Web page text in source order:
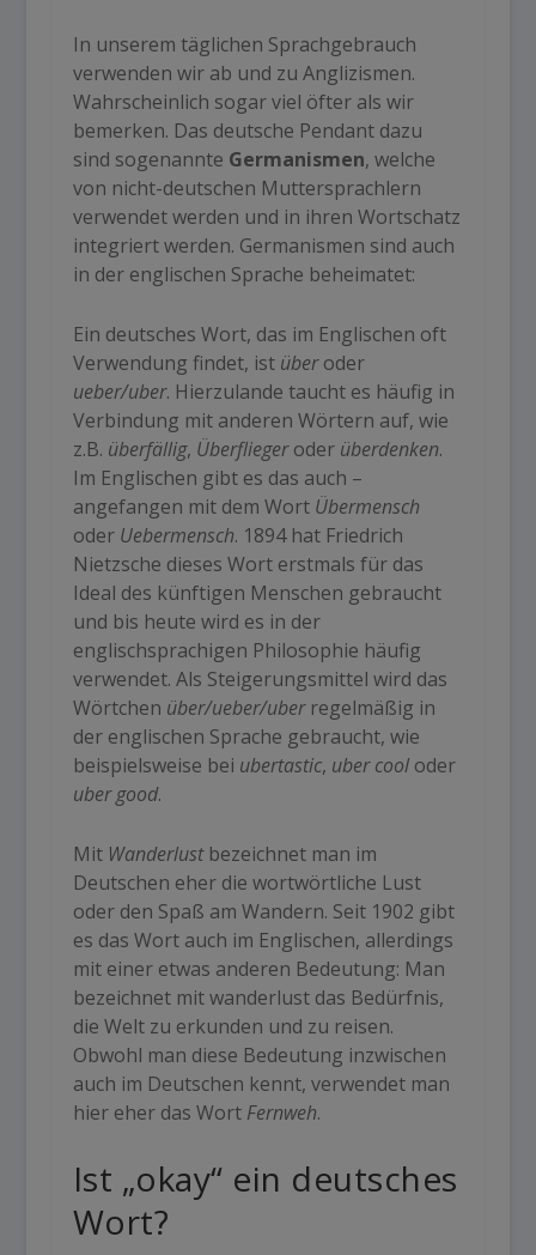
In unserem täglichen Sprachgebrauch
verwenden wir ab und zu Anglizismen.
Wahrscheinlich sogar viel öfter als wir
bemerken. Das deutsche Pendant dazu
sind sogenannte Germanismen, welche
von nicht-deutschen Muttersprachlern
verwendet werden und in ihren Wortschatz
integriert werden. Germanismen sind auch
in der englischen Sprache beheimatet:
Ein deutsches Wort, das im Englischen oft
Verwendung findet, ist überoder
ueber/uber. Hierzulande taucht es häufig in
Verbindung mit anderen Wörtern auf, wie
z.B. überfällig, Überfliegeroder überdenken.
Im Englischen gibt es das auch –
angefangen mit dem Wort Übermensch
oder Uebermensch. 1894 hat Friedrich
Nietzsche dieses Wort erstmals für das
Ideal des künftigen Menschen gebraucht
und bis heute wird es in der
englischsprachigen Philosophie häufig
verwendet. Als Steigerungsmittel wird das
Wörtchen über/ueber/uberregelmäßig in
der englischen Sprache gebraucht, wie
beispielsweise bei ubertastic, uber cooloder
uber good.
Mit Wanderlustbezeichnet man im
Deutschen eher die wortwörtliche Lust
oder den Spaß am Wandern. Seit 1902 gibt
es das Wort auch im Englischen, allerdings
mit einer etwas anderen Bedeutung: Man
bezeichnet mit wanderlust das Bedürfnis,
die Welt zu erkunden und zu reisen.
Obwohl man diese Bedeutung inzwischen
auch im Deutschen kennt, verwendet man
hier eher das Wort Fernweh.
Ist „okay“ ein deutsches
Wort?